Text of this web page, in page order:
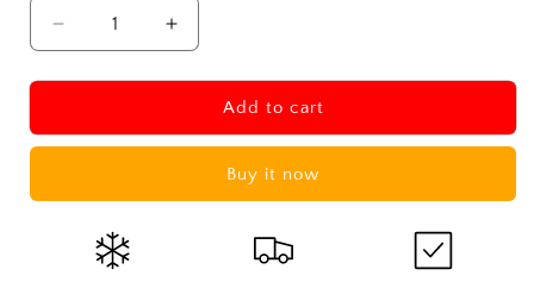
Decrease
quantity
for
इत्र
(3
Increase
quantity
for
इत्र
(3
Add to cart
Buy it now